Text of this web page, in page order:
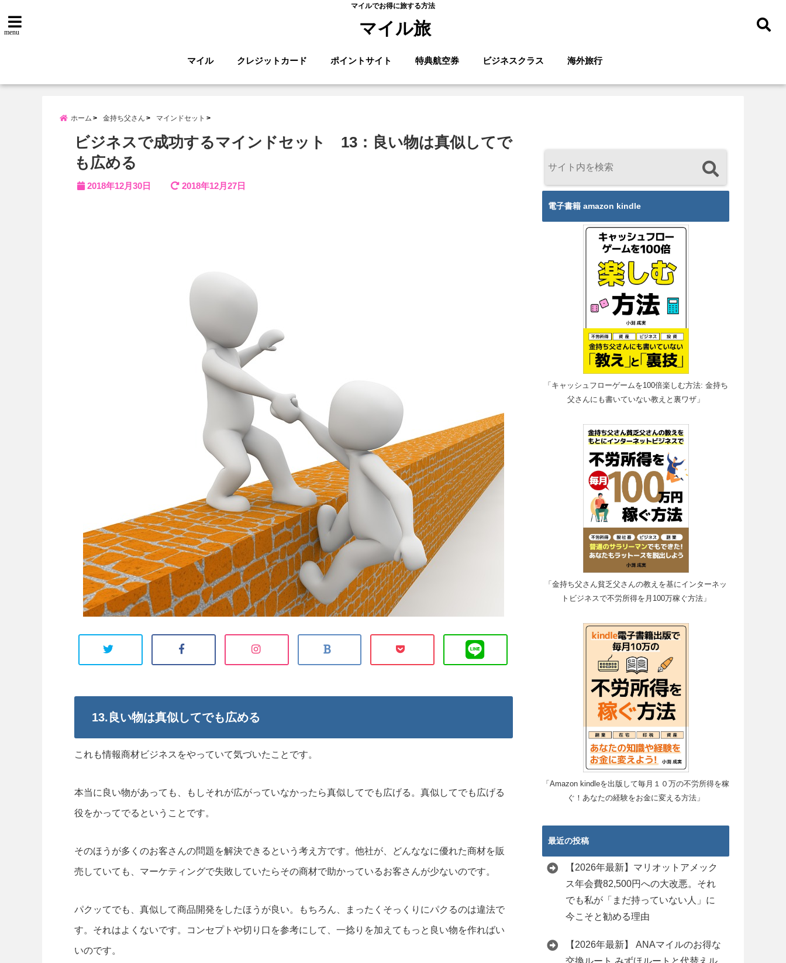
マイルでお得に旅する方法
menu マイル旅
マイル クレジットカード ポイントサイト 特典航空券 ビジネスクラス 海外旅行
ホーム 金持ち父さん マインドセット
ビジネスで成功するマインドセット 13：良い物は真似してで
も広める
2018年12月30日 2018年12月27日
13.良い物は真似してでも広める
これも情報商材ビジネスをやっていて気づいたことです。
本当に良い物があっても、もしそれが広がっていなかったら真似してでも広げる。真似してでも広げる
役をかってでるということです。
そのほうが多くのお客さんの問題を解決できるという考え方です。他社が、どんななに優れた商材を販
売していても、マーケティングで失敗していたらその商材で助かっているお客さんが少ないのです。
パクッてでも、真似して商品開発をしたほうが良い。もちろん、まったくそっくりにパクるのは違法で
す。それはよくないです。コンセプトや切り口を参考にして、一捻りを加えてもっと良い物を作ればい
いのです。
電子書籍 amazon kindle
「キャッシュフローゲームを100倍楽しむ方法: 金持ち
父さんにも書いていない教えと裏ワザ」
「金持ち父さん貧乏父さんの教えを基にインターネッ
トビジネスで不労所得を月100万稼ぐ方法」
「Amazon kindleを出版して毎月１０万の不労所得を稼
ぐ！あなたの経験をお金に変える方法」
最近の投稿
【2026年最新】マリオットアメック
ス年会費82,500円への大改悪。それ
でも私が「まだ持っていない人」に
今こそと勧める理由
【2026年最新】 ANAマイルのお得な
交換ルート みずほルートと代替えル